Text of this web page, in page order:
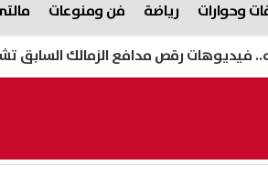
وحوارات رياضة فن ومنوعات
رقص مدافع الزمالك السابق تشعل